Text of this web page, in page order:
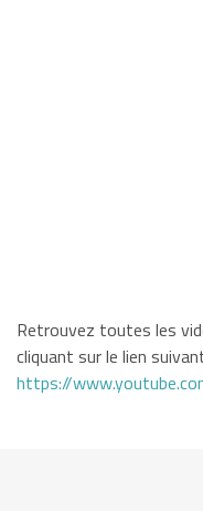
Retrouvez toutes les
cliquant sur le lien
https://